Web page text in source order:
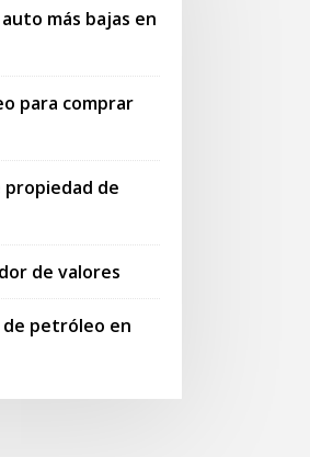
más bajas en
para comprar
propiedad de
de valores
petróleo en